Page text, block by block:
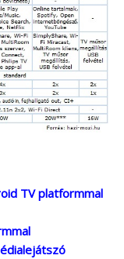
TV platformmal